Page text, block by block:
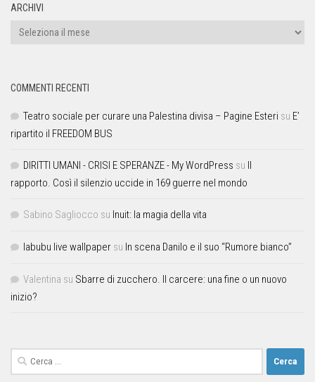
ARCHIVI
COMMENTI RECENTI
Teatro sociale per curare una Palestina divisa – Pagine Esteri su E’
ripartito il FREEDOM BUS
DIRITTI UMANI - CRISI E SPERANZE - My WordPress su Il
rapporto. Così il silenzio uccide in 169 guerre nel mondo
Sabino Sagliocco su Inuit: la magia della vita
labubu live wallpaper su In scena Danilo e il suo “Rumore bianco”
Valentina su Sbarre di zucchero. Il carcere: una fine o un nuovo
inizio?